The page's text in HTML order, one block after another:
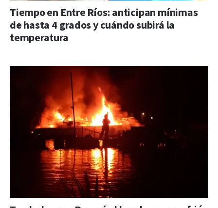
Tiempo en Entre Ríos: anticipan mínimas
de hasta 4 grados y cuándo subirá la
temperatura